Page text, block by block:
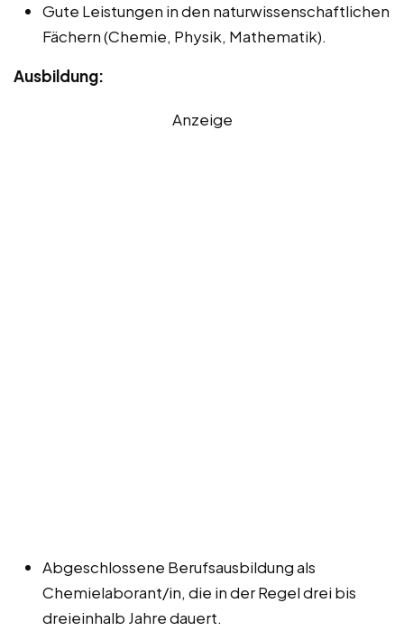
Gute Leistungen in den naturwissenschaftlichen
Fächern (Chemie, Physik, Mathematik).
Ausbildung:
Anzeige
Abgeschlossene Berufsausbildung als
Chemielaborant/in, die in der Regel drei bis
dreieinhalb Jahre dauert.